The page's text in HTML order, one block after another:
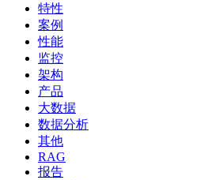
特性
案例
性能
监控
架构
产品
大数据
数据分析
其他
RAG
报告